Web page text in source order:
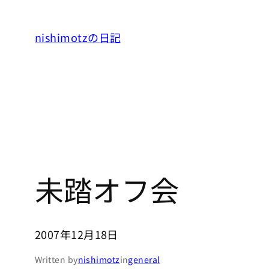
nishimotzの日記
未踏オフ会
2007年12月18日
Written bynishimotzingeneral